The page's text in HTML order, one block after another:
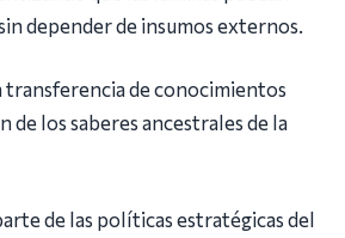
depender de insumos externos.
transferencia de conocimientos
de los saberes ancestrales de la
de las políticas estratégicas del